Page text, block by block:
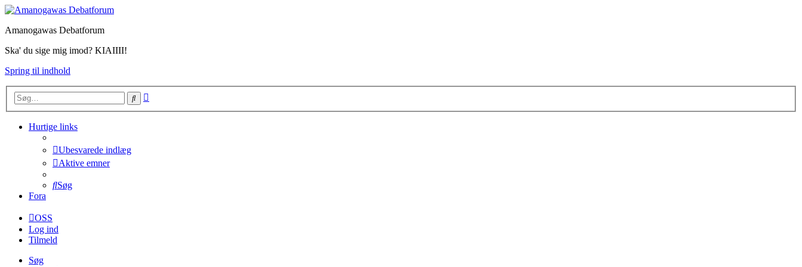
Amanogawas Debatforum
Ska' du sige mig imod? KIAIIII!
Spring til indhold
Søg
Hurtige links
Ubesvarede indlæg
Aktive emner
Søg
Fora
OSS
Log ind
Tilmeld
Søg